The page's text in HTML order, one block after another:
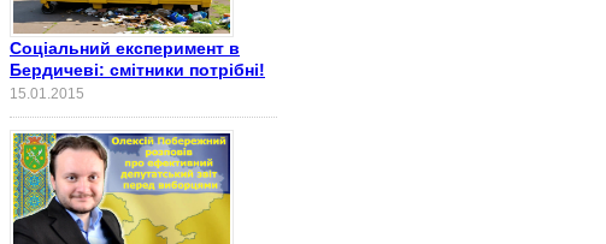
Соціальний експеримент в
Бердичеві: смітники потрібні!
15.01.2015